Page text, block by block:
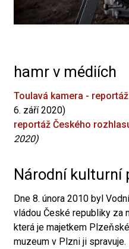
hamr v médiích
Toulavá kamera -
6. září 2020)
reportáž Českého
2020)
Národní kulturní
Dne 8. února 2010 byl
vládou České republiky za
která je majetkem
muzeum v Plzni ji spravuje.